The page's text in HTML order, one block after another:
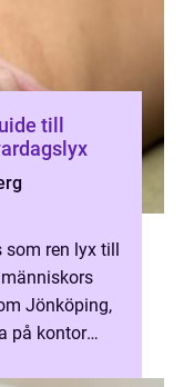
som ren lyx till
Jönköping,
på kontor